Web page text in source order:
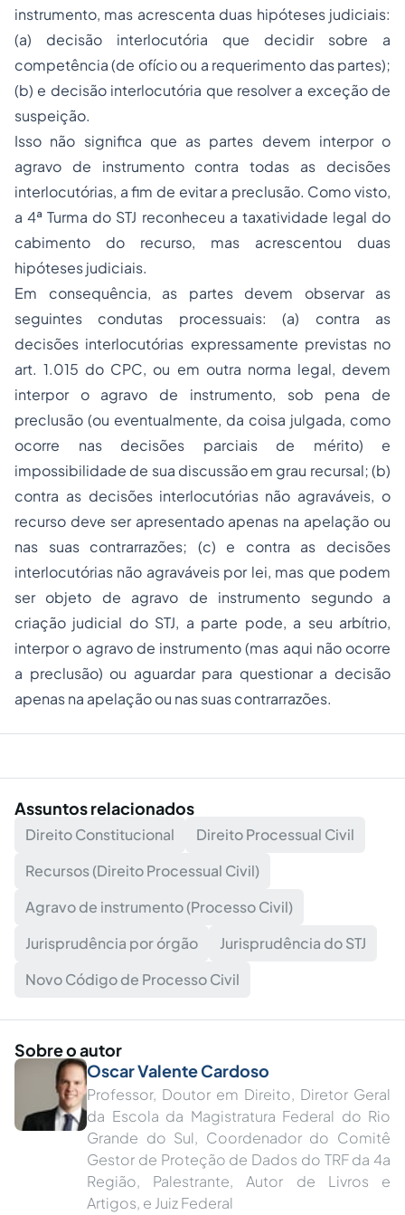
instrumento, mas acrescenta duas hipóteses judiciais:
(a) decisão interlocutória que decidir sobre a
competência (de ofício ou a requerimento das partes);
(b) e decisão interlocutória que resolver a exceção de
suspeição.
Isso não significa que as partes devem interpor o
agravo de instrumento contra todas as decisões
interlocutórias, a fim de evitar a preclusão. Como visto,
a 4ª Turma do STJ reconheceu a taxatividade legal do
cabimento do recurso, mas acrescentou duas
hipóteses judiciais.
Em consequência, as partes devem observar as
seguintes condutas processuais: (a) contra as
decisões interlocutórias expressamente previstas no
art. 1.015 do CPC, ou em outra norma legal, devem
interpor o agravo de instrumento, sob pena de
preclusão (ou eventualmente, da coisa julgada, como
ocorre nas decisões parciais de mérito) e
impossibilidade de sua discussão em grau recursal; (b)
contra as decisões interlocutórias não agraváveis, o
recurso deve ser apresentado apenas na apelação ou
nas suas contrarrazões; (c) e contra as decisões
interlocutórias não agraváveis por lei, mas que podem
ser objeto de agravo de instrumento segundo a
criação judicial do STJ, a parte pode, a seu arbítrio,
interpor o agravo de instrumento (mas aqui não ocorre
a preclusão) ou aguardar para questionar a decisão
apenas na apelação ou nas suas contrarrazões.
Assuntos relacionados
Direito Constitucional
Direito Processual Civil
Recursos (Direito Processual Civil)
Agravo de instrumento (Processo Civil)
Jurisprudência por órgão
Jurisprudência do STJ
Novo Código de Processo Civil
Sobre o autor
Oscar Valente Cardoso
Professor, Doutor em Direito, Diretor Geral
da Escola da Magistratura Federal do Rio
Grande do Sul, Coordenador do Comitê
Gestor de Proteção de Dados do TRF da 4a
Região, Palestrante, Autor de Livros e
Artigos, e Juiz Federal